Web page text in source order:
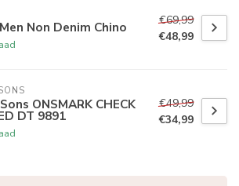
Non Denim Chino
€69,99
€48,99
ONSMARK CHECK
DT 9891
€49,99
€34,99